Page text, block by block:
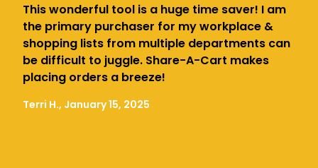
This wonderful tool is a huge time saver! I am
the primary purchaser for my workplace &
shopping lists from multiple departments can
be difficult to juggle. Share-A-Cart makes
placing orders a breeze!
Terri H., January 15, 2025